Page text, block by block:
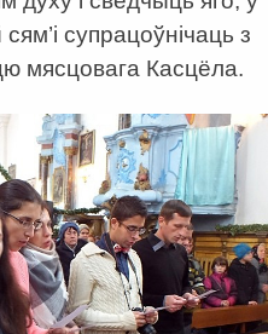
супрацоўнічаць з
мясцовага Касцёла.